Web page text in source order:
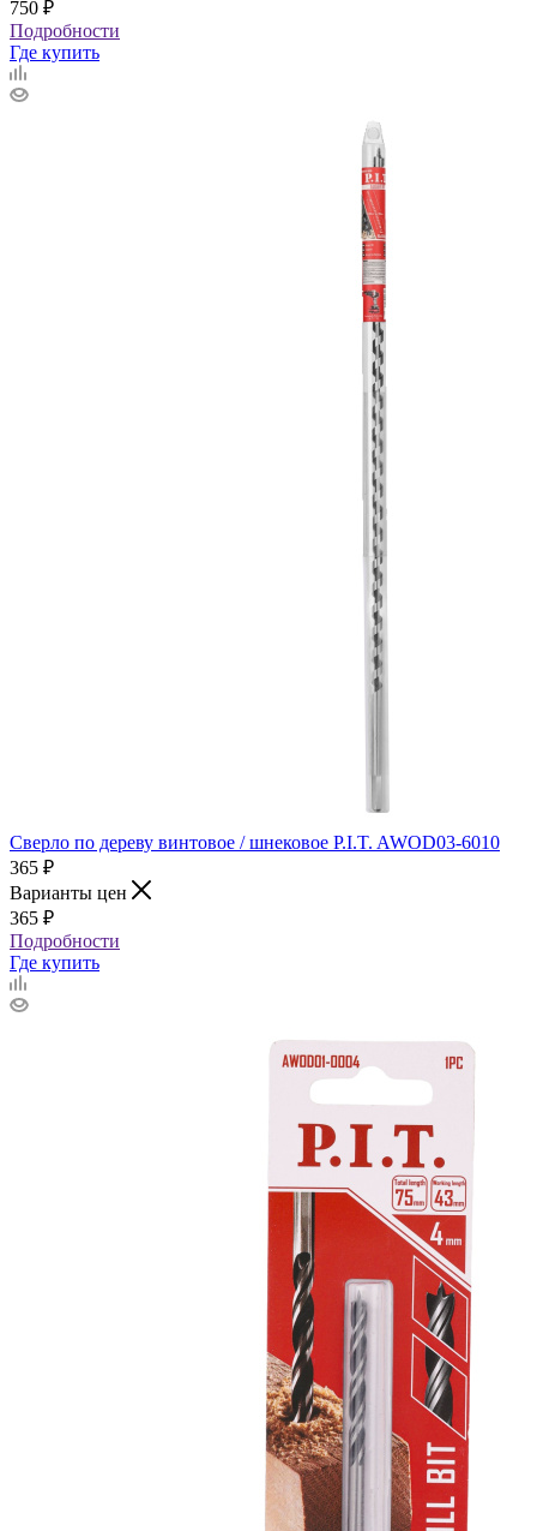
750 ₽
Подробности
Где купить
Сверло по дереву винтовое / шнековое P.I.T. AWOD03-6010
365 ₽
Варианты цен
365 ₽
Подробности
Где купить